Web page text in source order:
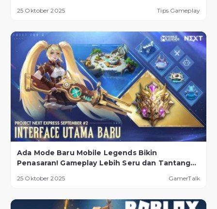
25 Oktober 2025 Tips Gameplay
Ada Mode Baru Mobile Legends Bikin
Penasaran! Gameplay Lebih Seru dan Tantangan
25 Oktober 2025 GamerTalk